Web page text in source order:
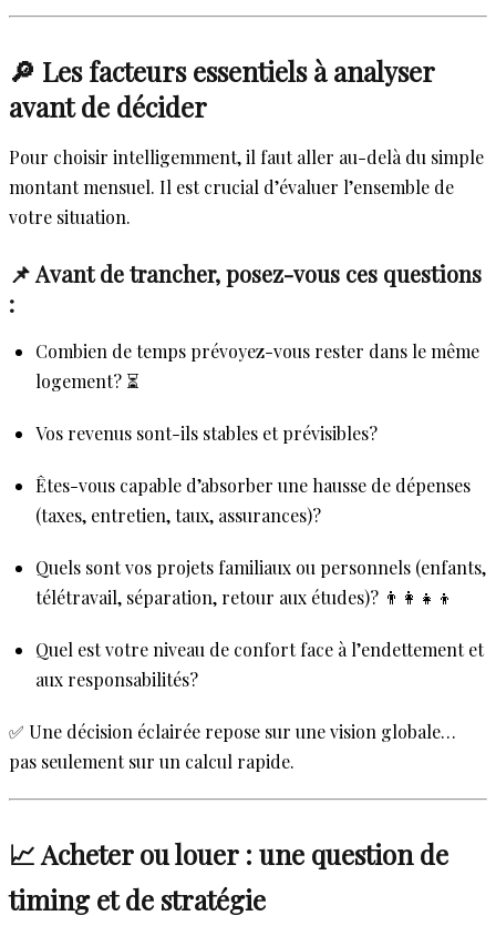
🔎 Les facteurs essentiels à analyser
avant de décider
Pour choisir intelligemment, il faut aller au-delà du simple
montant mensuel. Il est crucial d’évaluer l’ensemble de
votre situation.
📌 Avant de trancher, posez-vous ces questions
:
Combien de temps prévoyez-vous rester dans le même
logement? ⏳
Vos revenus sont-ils stables et prévisibles?
Êtes-vous capable d’absorber une hausse de dépenses
(taxes, entretien, taux, assurances)?
Quels sont vos projets familiaux ou personnels (enfants,
télétravail, séparation, retour aux études)? 👨‍👩‍👧‍👦
Quel est votre niveau de confort face à l’endettement et
aux responsabilités?
✅ Une décision éclairée repose sur une vision globale…
pas seulement sur un calcul rapide.
📈 Acheter ou louer : une question de
timing et de stratégie